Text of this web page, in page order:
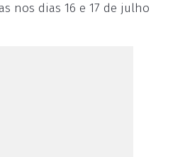
nos dias 16 e 17 de julho